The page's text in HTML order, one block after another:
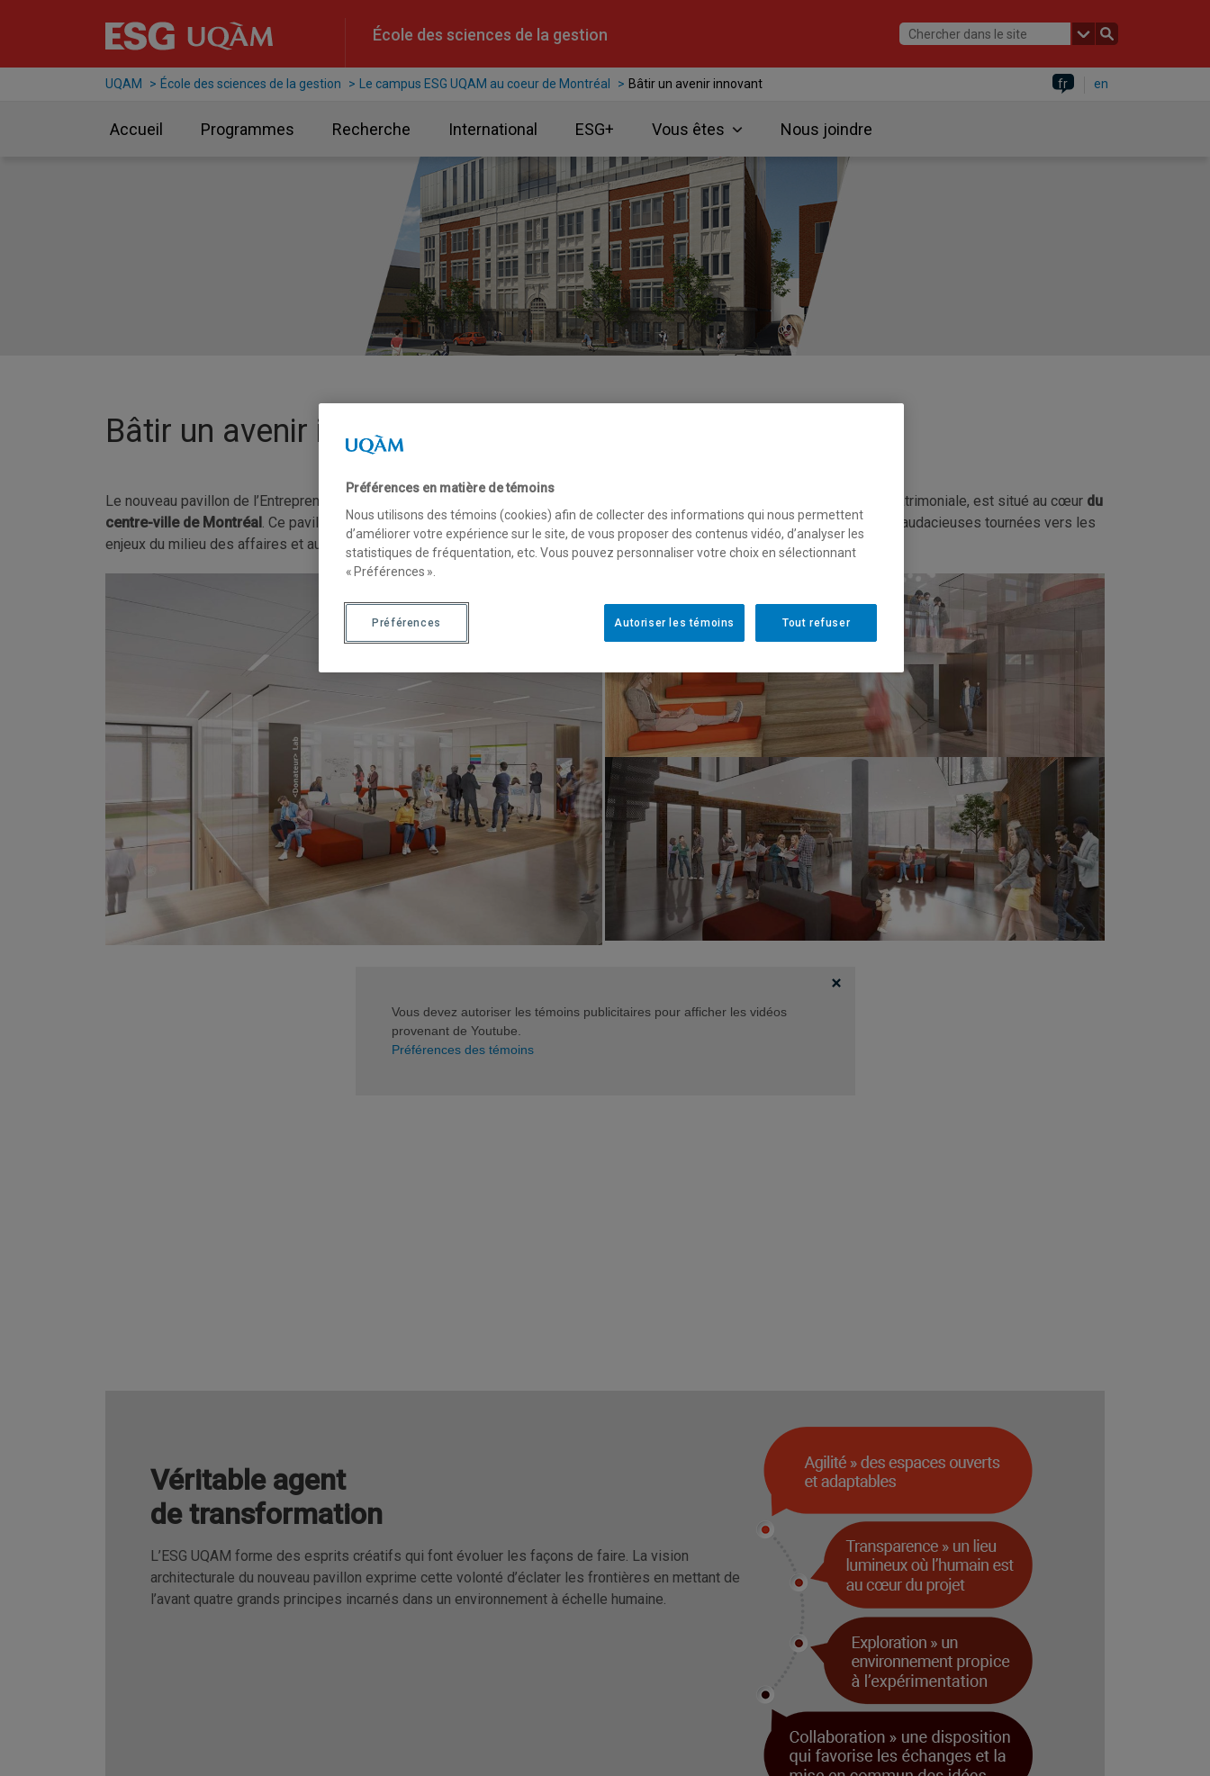
École des sciences de la gestion
UQAM École des sciences de la gestion Le campus ESG UQAM au coeur de Montréal Bâtir un avenir innovant fr en
Accueil Programmes Recherche International ESG+ Vous êtes Nous joindre
Bâtir un avenir innovant
Le nouveau pavillon de l’Entrepreneuriat et de l’innovation de l’ESG UQAM, inauguré à l’automne 2025 dans un édifice à valeur patrimoniale, est situé au cœur du
centre-ville de Montréal . Ce pavillon est consacré à la formation des talents en gestion, aux activités de recherche uniques et audacieuses tournées vers les
enjeux du milieu des affaires et au développement de l’entrepreneuriat.
Vous devez autoriser les témoins publicitaires pour afficher les vidéos
provenant de Youtube.
Préférences des témoins
Véritable agent
de transformation
L’ESG UQAM forme des esprits créatifs qui font évoluer les façons de faire. La vision
architecturale du nouveau pavillon exprime cette volonté d’éclater les frontières en mettant de
l’avant quatre grands principes incarnés dans un environnement à échelle humaine.
Préférences en matière de témoins
Nous utilisons des témoins (cookies) afin de collecter des informations qui nous permettent
d’améliorer votre expérience sur le site, de vous proposer des contenus vidéo, d’analyser les
statistiques de fréquentation, etc. Vous pouvez personnaliser votre choix en sélectionnant
« Préférences ».
Tout refuser
Autoriser les témoins
Préférences